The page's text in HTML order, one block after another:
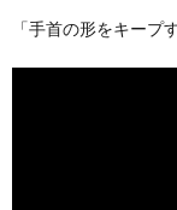
「手首の形をキープ